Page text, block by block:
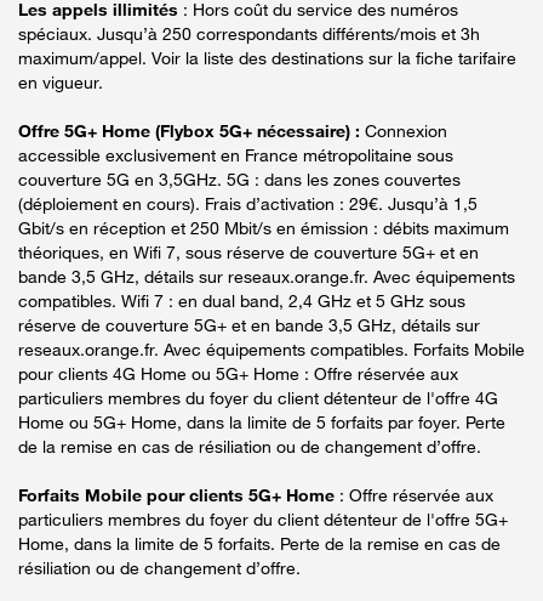
Les appels illimités : Hors coût du service des numéros
spéciaux. Jusqu’à 250 correspondants différents/mois et 3h
maximum/appel. Voir la liste des destinations sur la fiche tarifaire
en vigueur.
Offre 5G+ Home (Flybox 5G+ nécessaire) : Connexion
accessible exclusivement en France métropolitaine sous
couverture 5G en 3,5GHz. 5G : dans les zones couvertes
(déploiement en cours). Frais d’activation : 29€. Jusqu’à 1,5
Gbit/s en réception et 250 Mbit/s en émission : débits maximum
théoriques, en Wifi 7, sous réserve de couverture 5G+ et en
bande 3,5 GHz, détails sur reseaux.orange.fr. Avec équipements
compatibles. Wifi 7 : en dual band, 2,4 GHz et 5 GHz sous
réserve de couverture 5G+ et en bande 3,5 GHz, détails sur
reseaux.orange.fr. Avec équipements compatibles. Forfaits Mobile
pour clients 4G Home ou 5G+ Home : Offre réservée aux
particuliers membres du foyer du client détenteur de l'offre 4G
Home ou 5G+ Home, dans la limite de 5 forfaits par foyer. Perte
de la remise en cas de résiliation ou de changement d’offre.
Forfaits Mobile pour clients 5G+ Home : Offre réservée aux
particuliers membres du foyer du client détenteur de l'offre 5G+
Home, dans la limite de 5 forfaits. Perte de la remise en cas de
résiliation ou de changement d’offre.